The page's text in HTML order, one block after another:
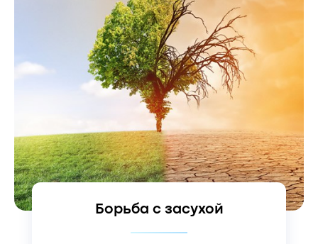
Борьба с засухой